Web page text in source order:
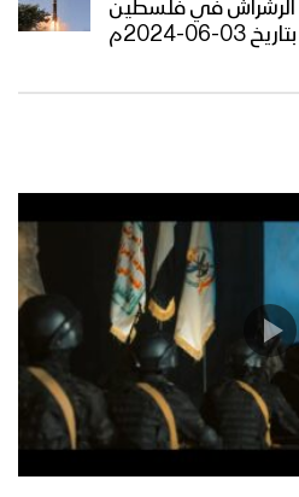
في فلسطين
06-2024م